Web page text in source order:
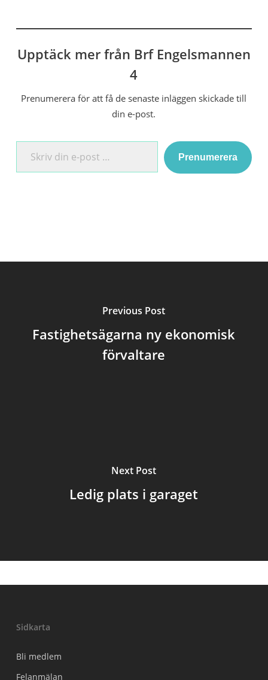
Upptäck mer från Brf Engelsmannen
4
Prenumerera för att få de senaste inläggen skickade till
din e-post.
Skriv din e-post …
Prenumerera
Previous Post
Fastighetsägarna ny ekonomisk
förvaltare
Next Post
Ledig plats i garaget
Sidkarta
Bli medlem
Felanmälan